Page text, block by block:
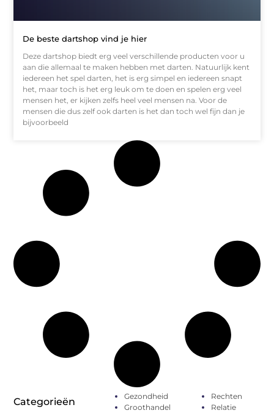
De beste dartshop vind je hier
Deze dartshop biedt erg veel verschillende producten voor u
aan die allemaal te maken hebben met darten. Natuurlijk kent
iedereen het spel darten, het is erg simpel en iedereen snapt
het, maar toch is het erg leuk om te doen en spelen erg veel
mensen het, er kijken zelfs heel veel mensen na. Voor de
mensen die dus zelf ook darten is het dan toch wel fijn dan je
bijvoorbeeld
Categorieën
Gezondheid
Groothandel
Rechten
Relatie